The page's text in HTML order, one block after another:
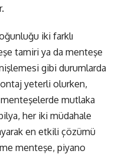
iki farklı
tamiri ya da menteşe
gibi durumlarda
yeterli olurken,
menteşelerde mutlaka
her iki müdahale
en etkili çözümü
menteşe, piyano